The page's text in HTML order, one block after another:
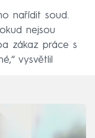
nařídit soud.
nejsou
zákaz práce s
vysvětlil